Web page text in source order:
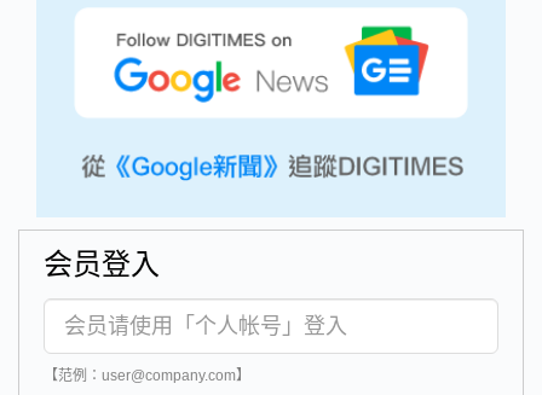
会员登入
【范例：user@company.com】